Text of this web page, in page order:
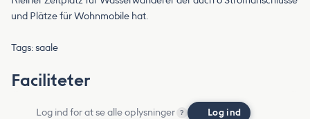
und Plätze für Wohnmobile hat.
Tags: saale
Faciliteter
Log ind for at se alle oplysninger ? Log ind